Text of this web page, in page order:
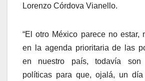
Lorenzo Córdova Vianello.
“El otro México parece no estar,
en la agenda prioritaria de las
en nuestro país, todavía son
políticas para que, ojalá, un